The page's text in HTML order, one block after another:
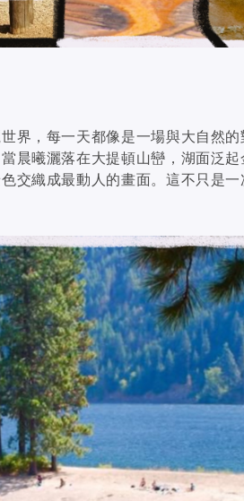
界，每一天都像是一場與大自然
晨曦灑落在大提頓山巒，湖面泛
交織成最動人的畫面。這不只是